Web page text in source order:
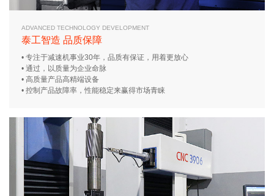
ADVANCED TECHNOLOGY DEVELOPMENT
泰工智造 品质保障
• 专注于减速机事业30年，品质有保证，用着更放心
• 通过，以质量为企业命脉
• 高质量产品高精端设备
• 控制产品故障率，性能稳定来赢得市场青睐